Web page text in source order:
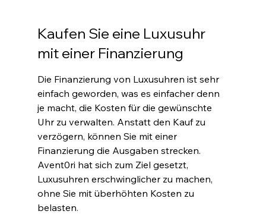
Kaufen Sie eine Luxusuhr
mit einer Finanzierung
Die Finanzierung von Luxusuhren ist sehr
einfach geworden, was es einfacher denn
je macht, die Kosten für die gewünschte
Uhr zu verwalten. Anstatt den Kauf zu
verzögern, können Sie mit einer
Finanzierung die Ausgaben strecken.
Avent0ri hat sich zum Ziel gesetzt,
Luxusuhren erschwinglicher zu machen,
ohne Sie mit überhöhten Kosten zu
belasten.